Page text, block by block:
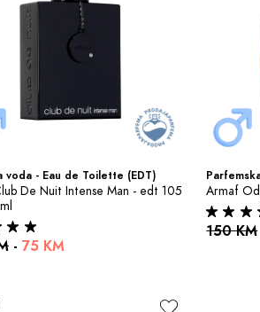
voda - Eau de Toilette (EDT)
De Nuit Intense Man - edt 105
- 75 KM
Armaf
150 KM